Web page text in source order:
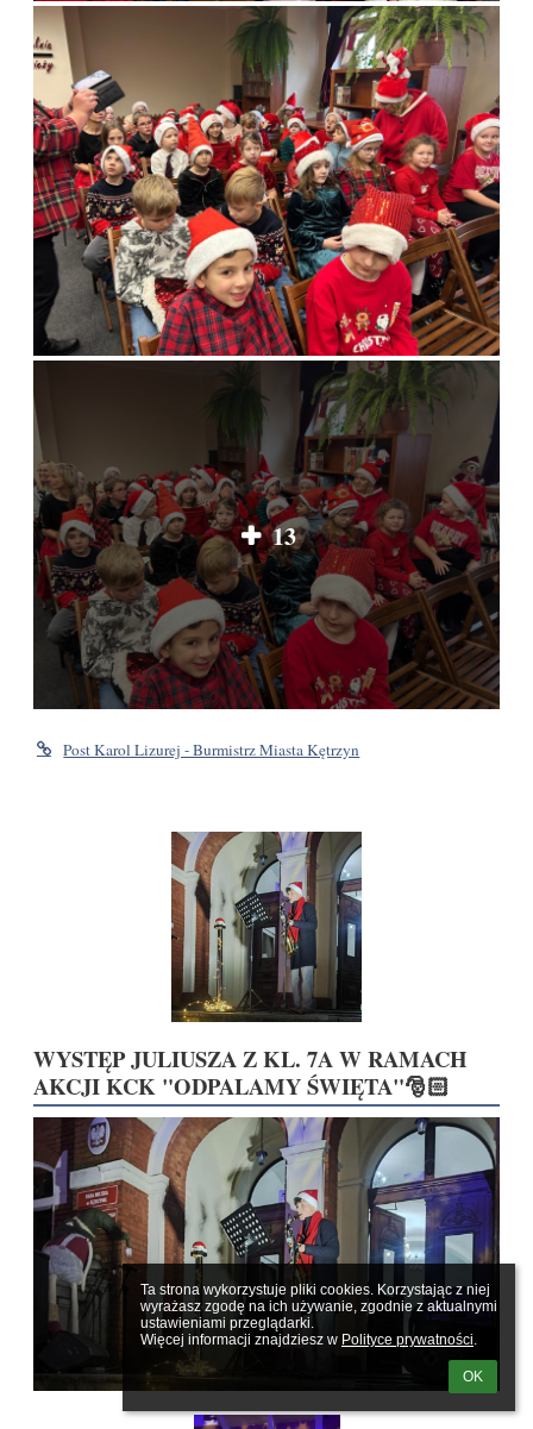
Ta strona wykorzystuje pliki cookies. Korzystając z niej
wyrażasz zgodę na ich używanie, zgodnie z aktualnymi
ustawieniami przeglądarki.
Więcej informacji znajdziesz w Polityce prywatności.
OK
13
Post Karol Lizurej - Burmistrz Miasta Kętrzyn
WYSTĘP JULIUSZA Z KL. 7A W RAMACH
AKCJI KCK "ODPALAMY ŚWIĘTA"🎅🏻